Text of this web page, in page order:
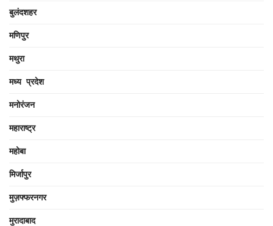
बुलंदशहर
मणिपुर
मथुरा
मध्य प्रदेश
मनोरंजन
महाराष्ट्र
महोबा
मिर्जापुर
मुज़फ्फरनगर
मुरादाबाद